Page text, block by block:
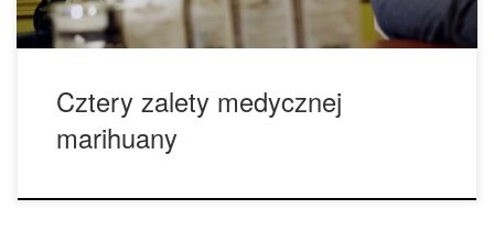
Cztery zalety medycznej
marihuany